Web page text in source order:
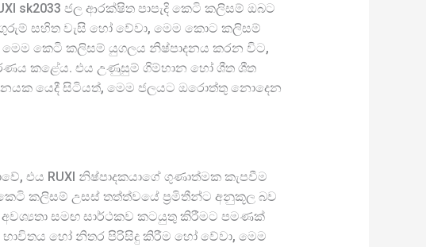
ජල ආරක්ෂිත පාපැදි කෙටි කලිසම් ඔබට
සහිත වැසි හෝ වේවා, මෙම කොට කලිසම්
මෙම කෙටි කලිසම් යුගලය නිෂ්පාදනය කරන විට,
කළේය. එය උණුසුම් ගිම්හාන හෝ ශීත ශීත
යෙදී සිටියත්, මෙම ජලයට ඔරොත්තු නොදෙන
එය RUXI නිෂ්පාදකයාගේ ගුණාත්මක කැපවීම
කලිසම් උසස් තත්ත්වයේ ප්‍රමිතීන්ට අනුකූල බව
අවශ්‍යතා සමඟ සාර්ථකව කටයුතු කිරීමට පමණක්
හෝ නිතර පිරිසිදු කිරීම හෝ වේවා, මෙම